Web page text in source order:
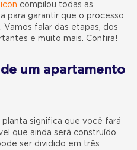
compilou todas as
para garantir que o processo
Vamos falar das etapas, dos
e muito mais. Confira!
um apartamento
significa que você fará
que ainda será construído
ser dividido em três